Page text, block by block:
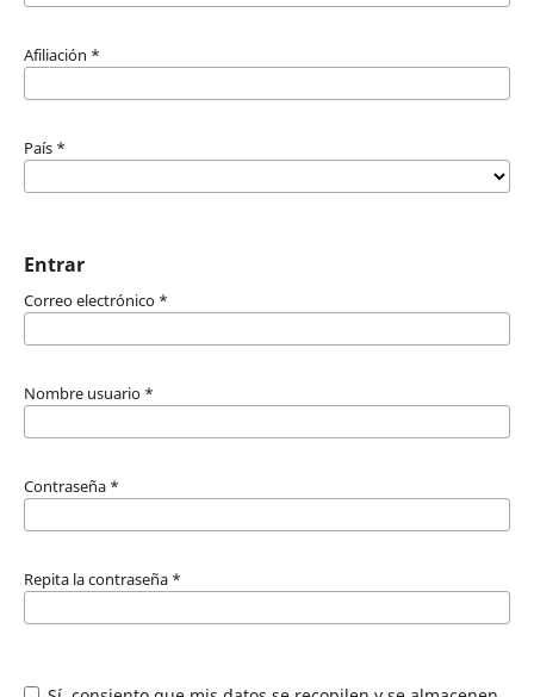
Afiliación *
País *
Entrar
Correo electrónico *
Nombre usuario *
Contraseña *
Repita la contraseña *